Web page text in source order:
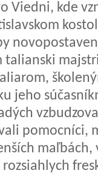
Viedni, kde
jeho
pomocníci,